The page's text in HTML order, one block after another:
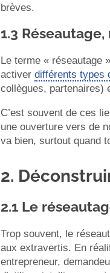
brèves.
1.3
Le terme « réseautage
activer différents types
collègues, partenaires)
C’est souvent de ces
une ouverture vers de
va bien, surtout quand
2.
2.1 Le
Trop souvent, le
aux extravertis. En
entrepreneur,